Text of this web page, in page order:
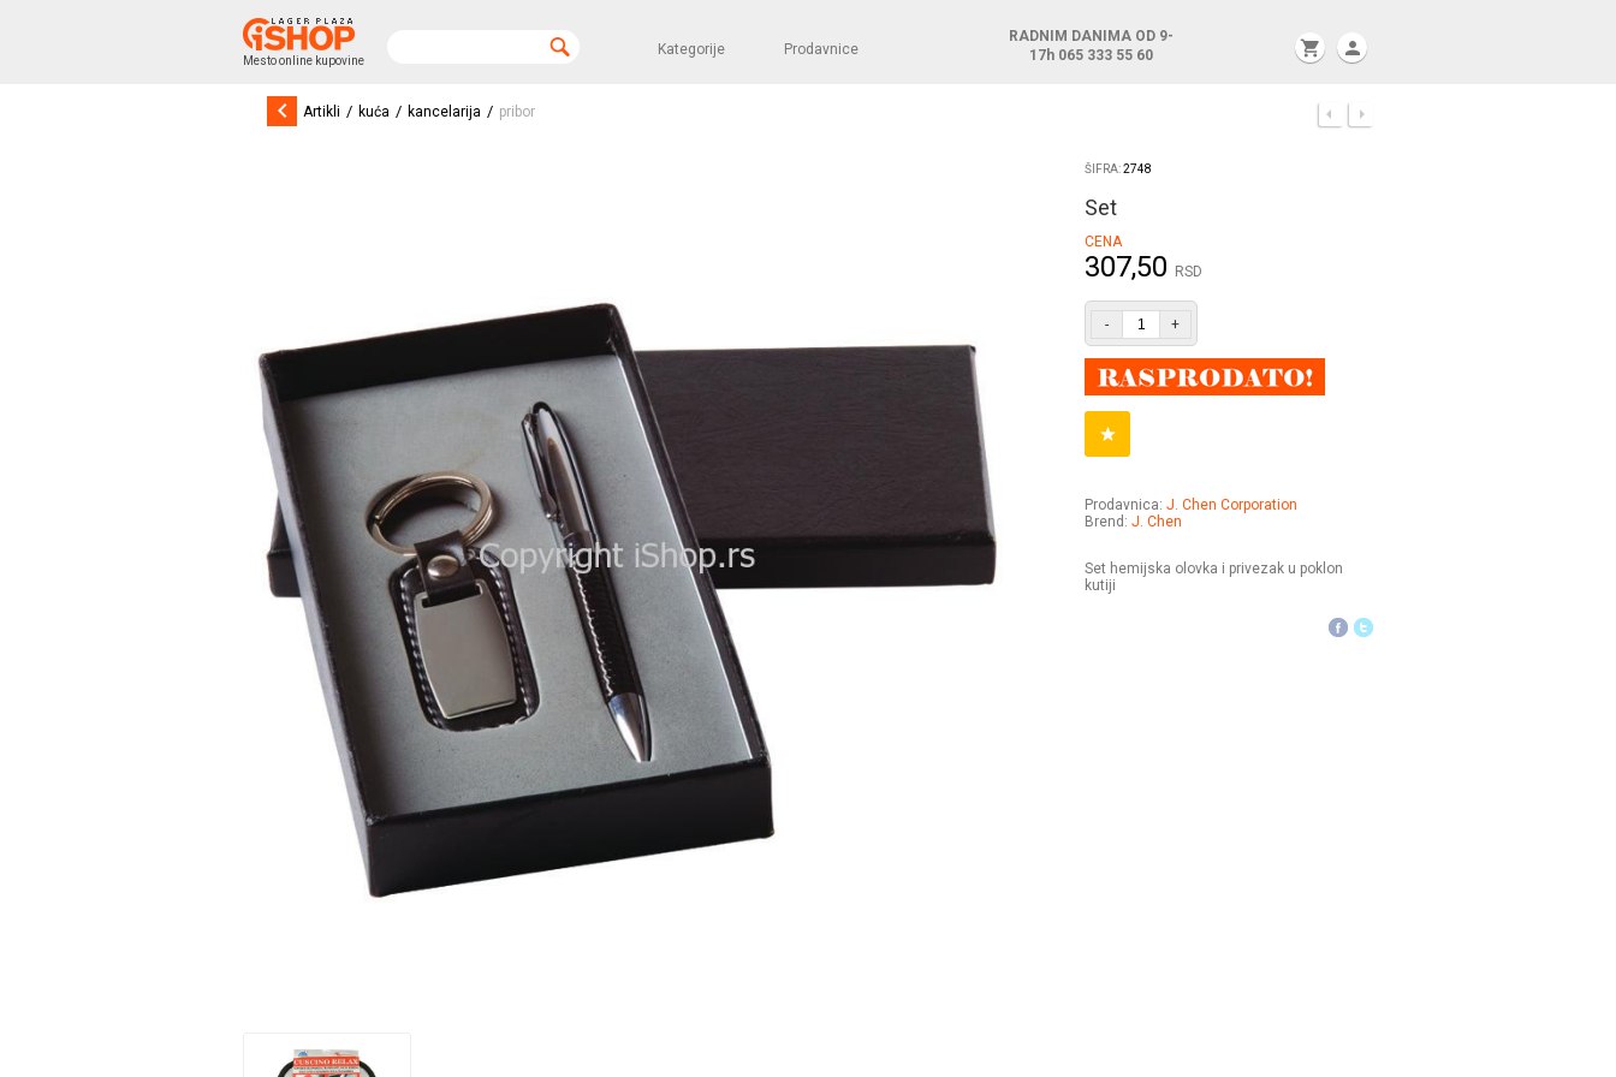
Mesto online kupovine
Kategorije Prodavnice
RADNIM DANIMA OD 9-
17h 065 333 55 60 shopping_cart person
keyboard_arrow_left Artikli / kuća / kancelarija / pribor
ŠIFRA:2748
Set
CENA
307,50 RSD
- +
Prodavnica: J. Chen Corporation
Brend: J. Chen
Set hemijska olovka i privezak u poklon
kutiji